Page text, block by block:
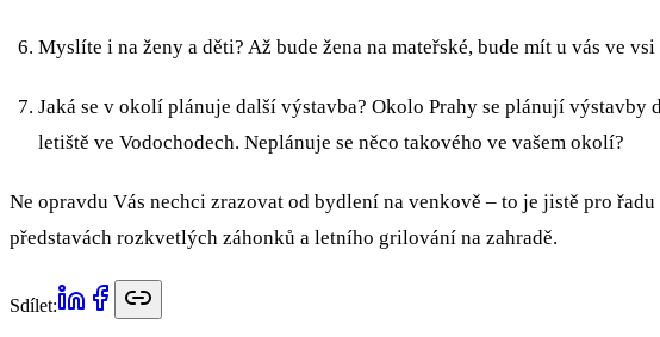
Myslíte i na ženy a děti? Až bude žena na mateřské, bude mít u vás ve
Jaká se v okolí plánuje další výstavba? Okolo Prahy se plánují
letiště ve Vodochodech. Neplánuje se něco takového ve vašem okolí?
Ne opravdu Vás nechci zrazovat od bydlení na venkově – to je jistě pro
představách rozkvetlých záhonků a letního grilování na zahradě.
Sdílet: